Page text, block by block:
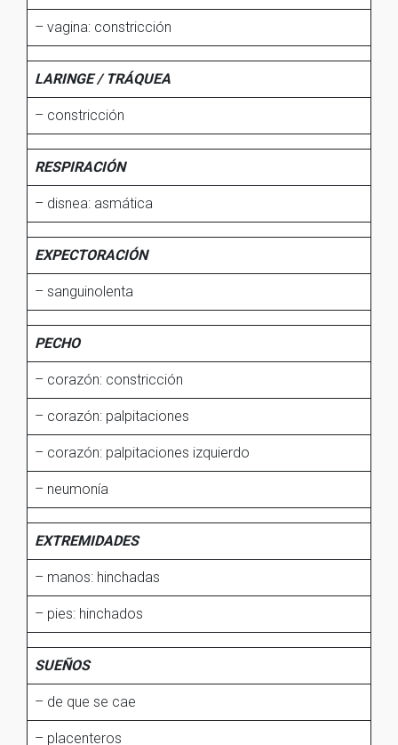
– vagina: constricción
LARINGE / TRÁQUEA
– constricción
RESPIRACIÓN
– disnea: asmática
EXPECTORACIÓN
– sanguinolenta
PECHO
– corazón: constricción
– corazón: palpitaciones
– corazón: palpitaciones izquierdo
– neumonía
EXTREMIDADES
– manos: hinchadas
– pies: hinchados
SUEÑOS
– de que se cae
– placenteros